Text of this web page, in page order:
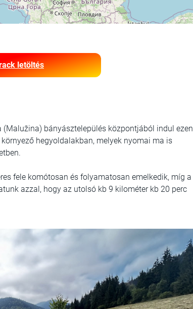
letöltés
bányásztelepülés központjából indul ezen
hegyoldalakban, melyek nyomai ma is
fele komótosan és folyamatosan emelkedik, míg a
azzal, hogy az utolsó kb 9 kilométer kb 20 perc